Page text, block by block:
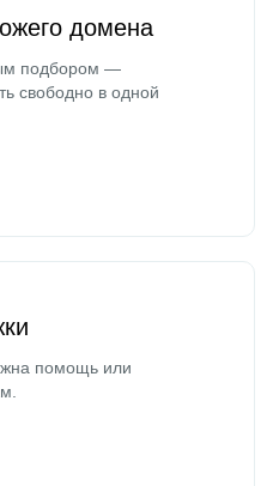
домена
подбором —
свободно в одной
помощь или